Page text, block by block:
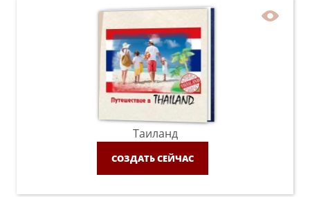
Таиланд
СОЗДАТЬ СЕЙЧАС